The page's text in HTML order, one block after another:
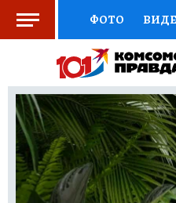
ФОТО
ВЫБОР
КНИЖНАЯ
ПРЕСС-ЦЕНТР